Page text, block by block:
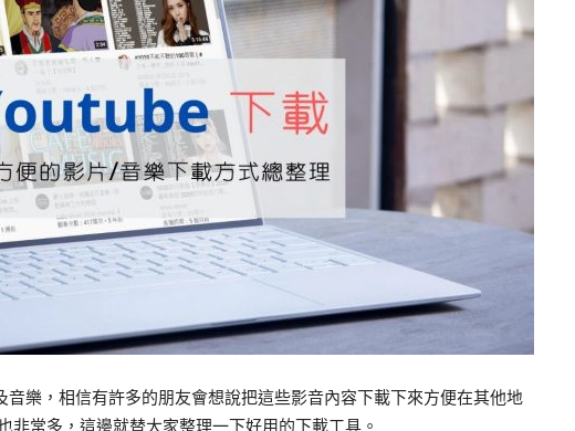
音樂，相信有許多的朋友會想說把這些影音內容下載下來方便在其他地
非常多，這邊就替大家整理一下好用的下載工具。